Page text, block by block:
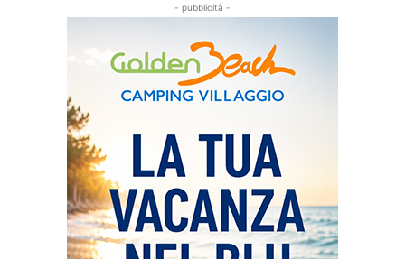
- pubblicità -